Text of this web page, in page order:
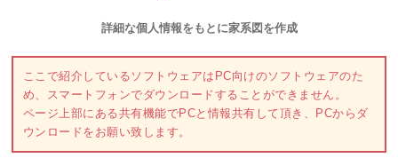
詳細な個人情報をもとに家系図を作成
ここで紹介しているソフトウェアはPC向けのソフトウェアのた
め、スマートフォンでダウンロードすることができません。
ページ上部にある共有機能でPCと情報共有して頂き、PCからダ
ウンロードをお願い致します。